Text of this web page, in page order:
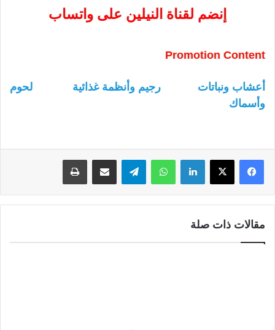
إنضم لقناة النيلين على واتساب
Promotion Content
أعشاب ونباتات رجيم وأنظمة غذائية
لحوم
وأسماك
لينكدإن واتساب
مقالات ذات صلة